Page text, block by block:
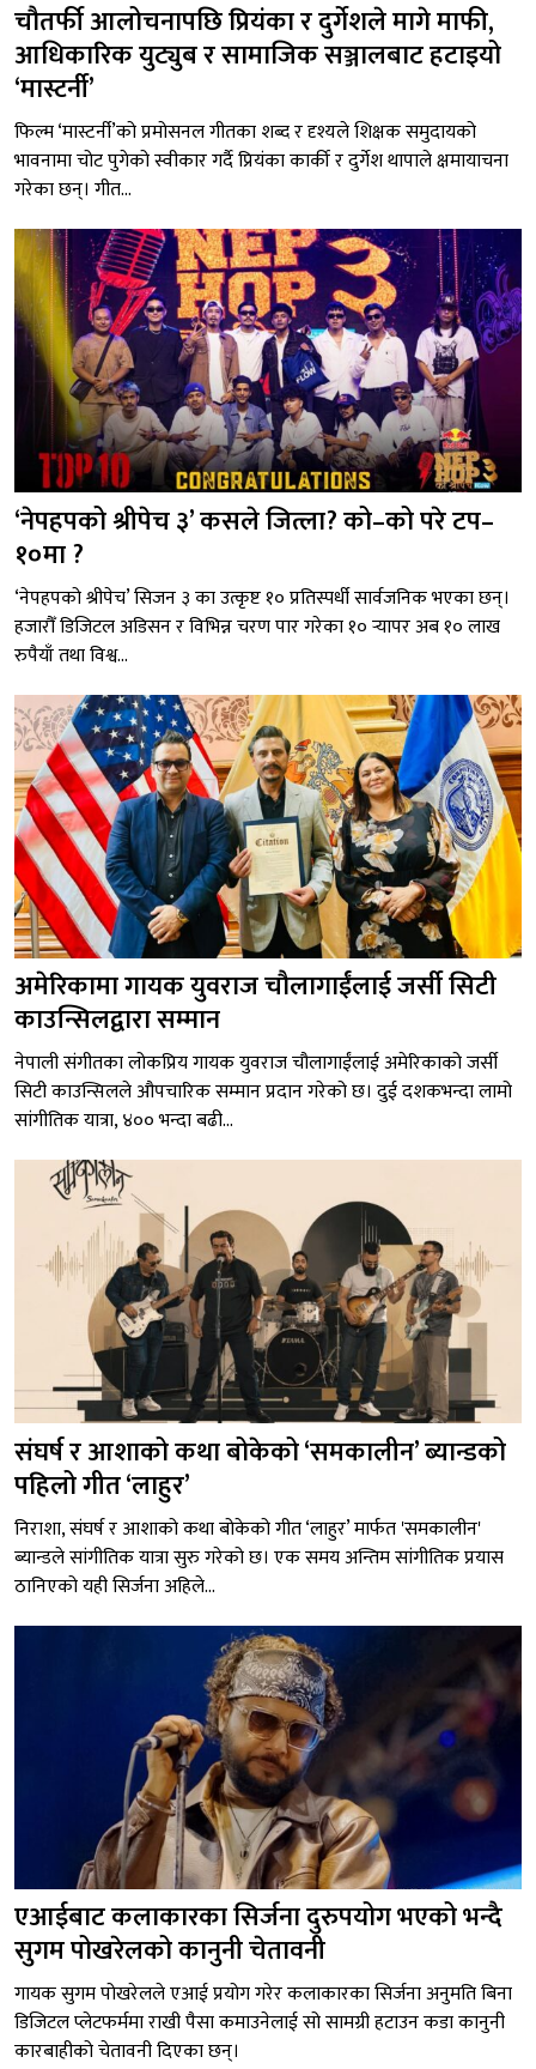
चौतर्फी आलोचनापछि प्रियंका र दुर्गेशले मागे माफी,
आधिकारिक युट्युब र सामाजिक सञ्जालबाट हटाइयो
‘मास्टर्नी’
फिल्म ‘मास्टर्नी’को प्रमोसनल गीतका शब्द र दृश्यले शिक्षक समुदायको
भावनामा चोट पुगेको स्वीकार गर्दै प्रियंका कार्की र दुर्गेश थापाले क्षमायाचना
गरेका छन्। गीत...
‘नेपहपको श्रीपेच ३’ कसले जित्ला? को–को परे टप–
१०मा ?
‘नेपहपको श्रीपेच’ सिजन ३ का उत्कृष्ट १० प्रतिस्पर्धी सार्वजनिक भएका छन्।
हजारौँ डिजिटल अडिसन र विभिन्न चरण पार गरेका १० र्‍यापर अब १० लाख
रुपैयाँ तथा विश्व...
अमेरिकामा गायक युवराज चौलागाईंलाई जर्सी सिटी
काउन्सिलद्वारा सम्मान
नेपाली संगीतका लोकप्रिय गायक युवराज चौलागाईंलाई अमेरिकाको जर्सी
सिटी काउन्सिलले औपचारिक सम्मान प्रदान गरेको छ। दुई दशकभन्दा लामो
सांगीतिक यात्रा, ४०० भन्दा बढी...
संघर्ष र आशाको कथा बोकेको ‘समकालीन’ ब्यान्डको
पहिलो गीत ‘लाहुर’
निराशा, संघर्ष र आशाको कथा बोकेको गीत ‘लाहुर’ मार्फत 'समकालीन'
ब्यान्डले सांगीतिक यात्रा सुरु गरेको छ। एक समय अन्तिम सांगीतिक प्रयास
ठानिएको यही सिर्जना अहिले...
एआईबाट कलाकारका सिर्जना दुरुपयोग भएको भन्दै
सुगम पोखरेलको कानुनी चेतावनी
गायक सुगम पोखरेलले एआई प्रयोग गरेर कलाकारका सिर्जना अनुमति बिना
डिजिटल प्लेटफर्ममा राखी पैसा कमाउनेलाई सो सामग्री हटाउन कडा कानुनी
कारबाहीको चेतावनी दिएका छन्।